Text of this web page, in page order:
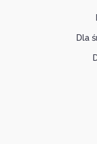
Dla